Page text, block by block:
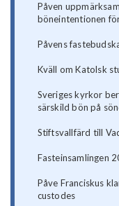
Påven
böneintentionen
Påvens
Kväll om Katolsk
Sveriges kyrkor
särskild bön på
Stiftsvallfärd till
Fasteinsamlingen
Påve Franciskus
custodes